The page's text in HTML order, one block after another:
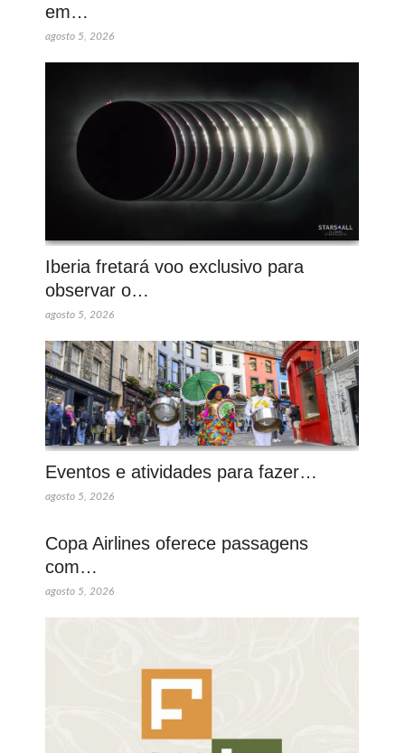
em…
agosto 5, 2026
Iberia fretará voo exclusivo para
observar o…
agosto 5, 2026
Eventos e atividades para fazer…
agosto 5, 2026
Copa Airlines oferece passagens
com…
agosto 5, 2026